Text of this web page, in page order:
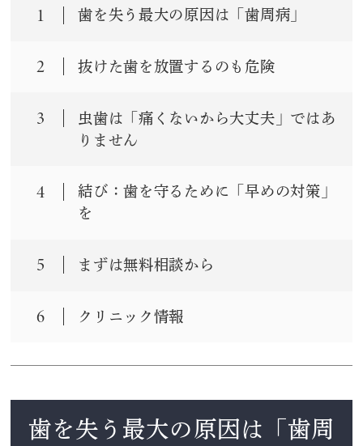
1 歯を失う最大の原因は「歯周病」
2 抜けた歯を放置するのも危険
3
虫歯は「痛くないから大丈夫」ではあ
りません
4
結び：歯を守るために「早めの対策」
を
5 まずは無料相談から
6 クリニック情報
歯を失う最大の原因は「歯周